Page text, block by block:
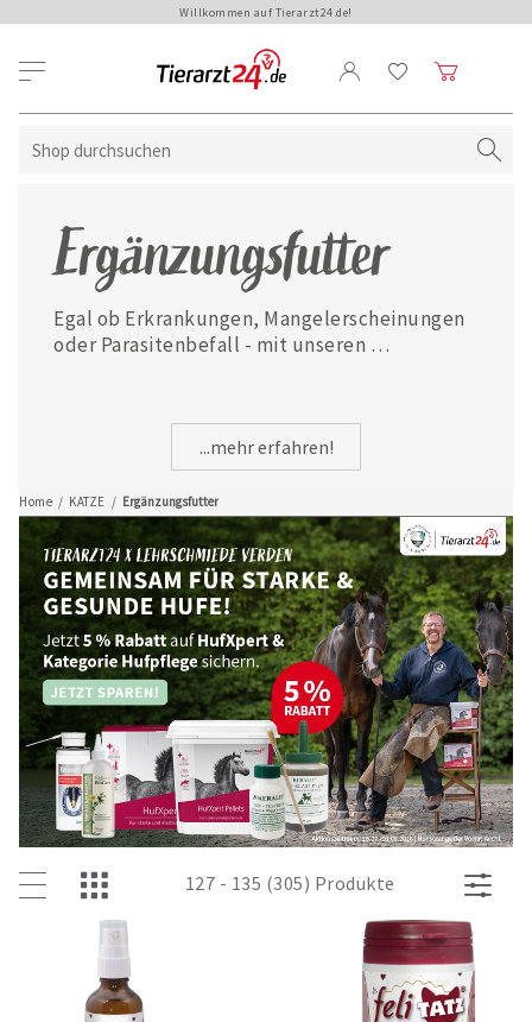
Willkommen auf Tierarzt24.de!
Home / KATZE / Ergänzungsfutter
Ergänzungsfutter
Egal ob Erkrankungen, Mangelerscheinungen
oder Parasitenbefall - mit unseren
...mehr erfahren!
127 - 135 (305) Produkte